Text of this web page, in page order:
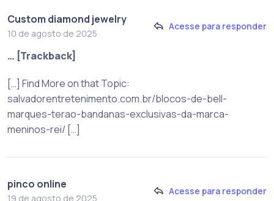
Custom diamond jewelry
10 de agosto de 2025
Acesse para responder
… [Trackback]
[…] Find More on that Topic:
salvadorentretenimento.com.br/blocos-de-bell-
marques-terao-bandanas-exclusivas-da-marca-
meninos-rei/ […]
pinco online
19 de agosto de 2025
Acesse para responder